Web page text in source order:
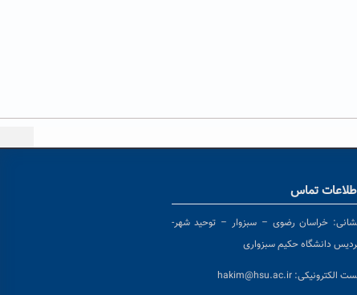
تماس
خراسان رضوی – سبزوار – توحید شهر-
دانشگاه حکیم سبزواری
الکترونیکی: hakim@hsu.ac.ir